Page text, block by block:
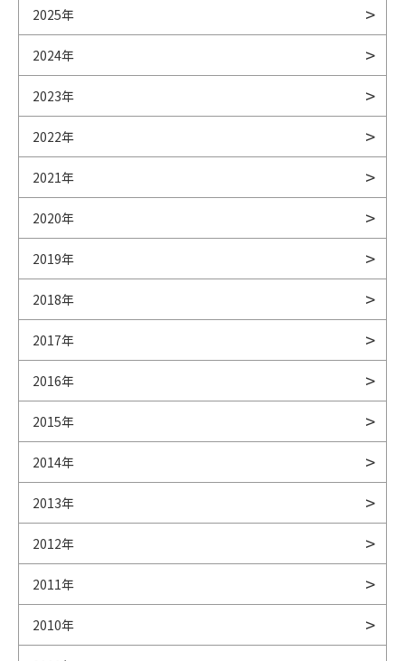
2025年
2024年
2023年
2022年
2021年
2020年
2019年
2018年
2017年
2016年
2015年
2014年
2013年
2012年
2011年
2010年